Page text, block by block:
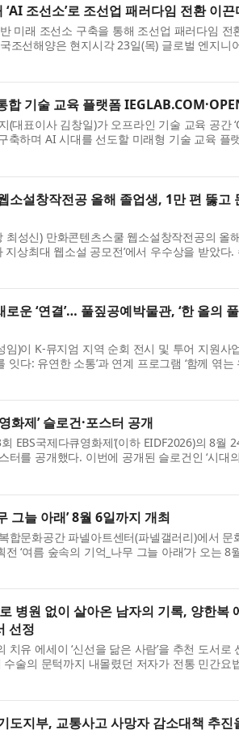
조선소’로 조선업 패러다임 전환 이끈
미래 조선소 구축을 통해 조선업 패러다임 전
조선해양은 현지시각 23일(목) 글로벌 엔지니
Digital Industries Software, 이하 ...
합 기술 교육 플랫폼
(대표이사 김창일)가 오프라인 기술 교육 공간
구축하며 AI 시대를 선도할 미래형 기술 교육 플
발전과 변화에 따른 미래 산업 분야...
소설창작전공 올해 졸업생, 1만 편 뚫고
최성신) 만화콘텐츠스쿨 웹소설창작전공의 올
지상최대 웹소설 공모전’에서 우수상을 받았다.
집착함’이다. 이번 공모전은 네이버웹툰과...
운 ‘연결’… 풀짚공예박물관, ‘한 올의
)이 K-뮤지엄 지역 순회 전시 및 투어 지원사
잇다: 유연한 소통’과 연계 프로그램 ‘함께 엮는
집중된 문화예술 향유 기회를 ...
화제’ 슬로건·포스터 공개
EBS국제다큐영화제’(이하 EIDF2026)의 8월
터를 공개했다. 이번에 공개된 슬로건인 ‘시대
를 살아가는 오늘을 정직하게 응시하고,...
그늘 아래’ 8월 6일까지 개최
합문화공간 파넬아트센터(파넬갤러리)에서 문
‘여름 숲속의 기억_나무 그늘 아래’가 오는 8
올 한 해 동안 선보이는 총 3개의 연...
병원 없이 살아온 남자의 기록, 양한복
선정
치유 에세이 ‘신선을 닮은 사람’을 추천 도서로
술의 문턱까지 내몰렸던 저자가 전통 민간요
병원과 약국 없이 건강을 유지해 ...
도지부, 교통사고 사망자 감소대책 추진